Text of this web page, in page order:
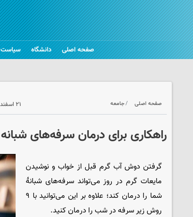
صفحه اصلی دانشگاه سیاست
صفحه اصلی جامعه ۲۱ اسفند ۱۴۰۱ - ۰۲:۲۰
راهکاری برای درمان سرفه‌های شبانه
گرفتن دوش آب گرم قبل از خواب و نوشیدن
مایعات گرم در روز می‌تواند سرفه‌های شبانهٔ
شما را درمان کند؛ علاوه بر این می‌توانید با ۹
روش زیر سرفه در شب را درمان کنید.